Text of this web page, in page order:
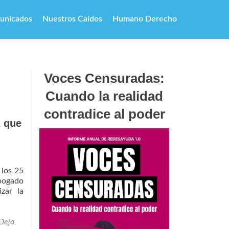
Nuestros Caídos Humano Derecho
que
los 25
la
Voces Censuradas:
Cuando la realidad
contradice al poder